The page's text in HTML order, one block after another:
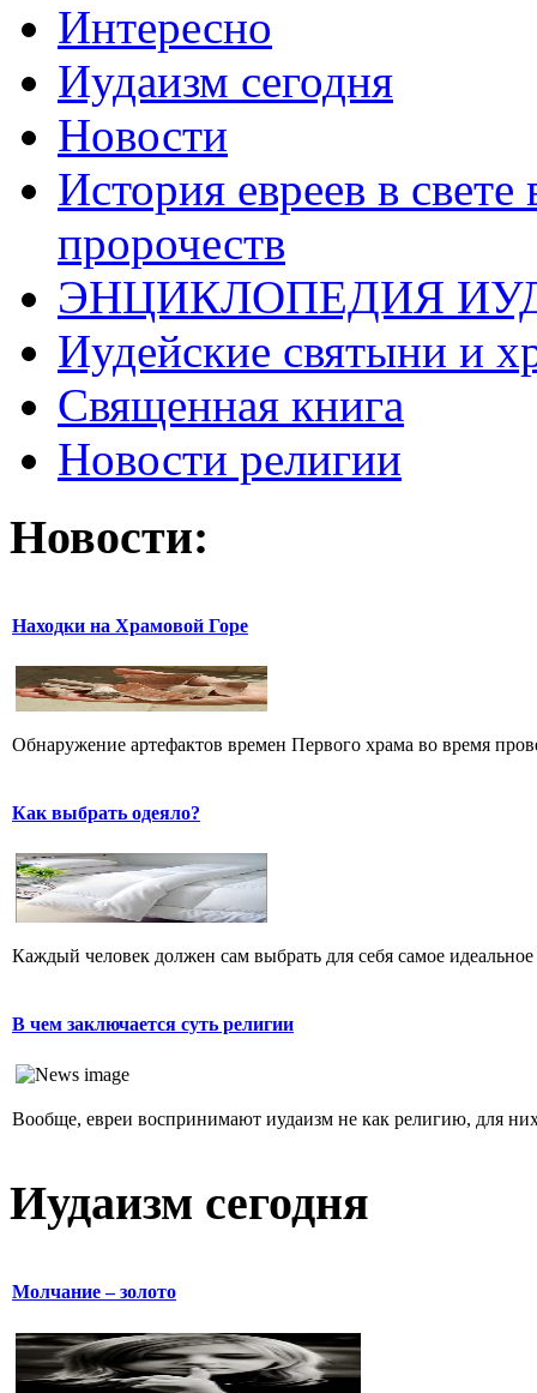
Интересно
Иудаизм сегодня
Новости
История евреев в
пророчеств
ЭНЦИКЛОПЕДИЯ
Иудейские святыни и
Священная книга
Новости религии
Новости:
Находки на Храмовой Горе
Обнаружение артефактов времен Первого храма во время
Как выбрать одеяло?
Каждый человек должен сам выбрать для себя самое
В чем заключается суть религии
Вообще, евреи воспринимают иудаизм не как религию, для
Иудаизм сегодня
Молчание – золото